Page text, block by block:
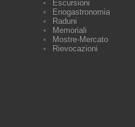
Escursioni
Enogastronomia
Raduni
Memoriali
Mostre-Mercato
Rievocazioni